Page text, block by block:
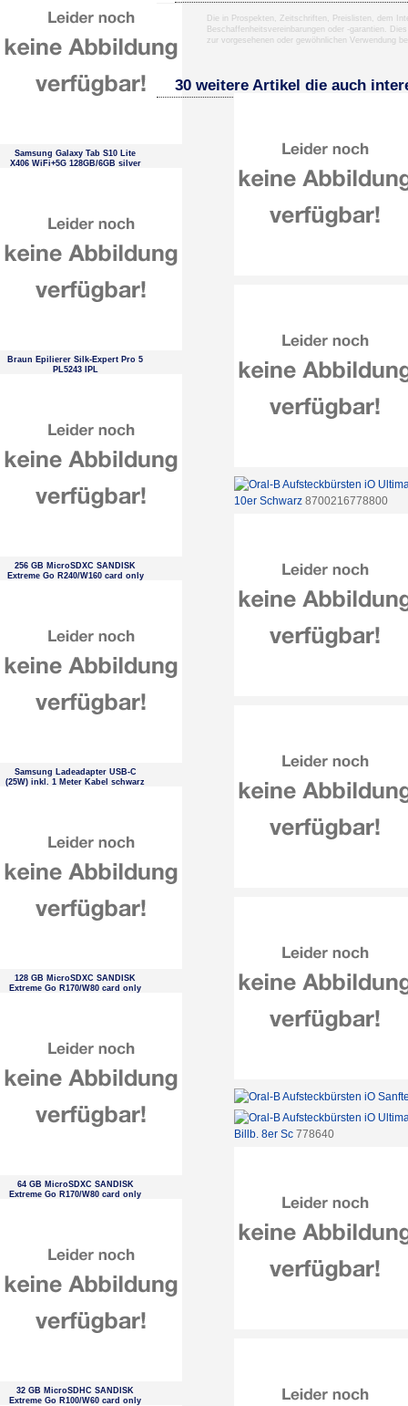
Samsung Galaxy Tab S10 Lite
X406 WiFi+5G 128GB/6GB silver
Braun Epilierer Silk-Expert Pro 5
PL5243 IPL
256 GB MicroSDXC SANDISK
Extreme Go R240/W160 card only
Samsung Ladeadapter USB-C
(25W) inkl. 1 Meter Kabel schwarz
128 GB MicroSDXC SANDISK
Extreme Go R170/W80 card only
64 GB MicroSDXC SANDISK
Extreme Go R170/W80 card only
32 GB MicroSDHC SANDISK
Extreme Go R100/W60 card only
Die in Prospekten, Zeitschriften, Preislisten, dem
Beschaffenheitsvereinbarungen oder -garantien.
zur vorgesehenen oder gewöhnlichen Verwendung
30 weitere Artikel die auch
10er Schwarz 8700216778800
Billb. 8er Sc 778640